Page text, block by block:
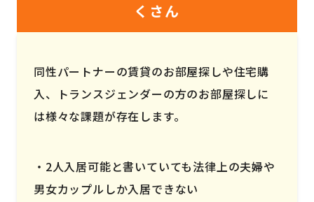
くさん
同性パートナーの賃貸のお部屋探しや住宅購
入、トランスジェンダーの方のお部屋探しに
は様々な課題が存在します。
2人入居可能と書いていても法律上の夫婦や
男女カップルしか入居できない